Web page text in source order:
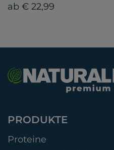
ab € 22,99
PRODUKTE
Proteine